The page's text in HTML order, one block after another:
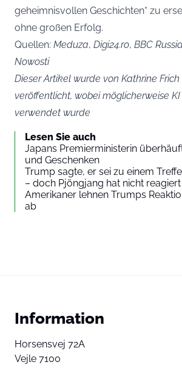
geheimnisvollen Geschichten“ zu
ohne großen Erfolg.
Quellen: Meduza, Digi24.ro, BBC
Nowosti
Dieser Artikel wurde von Kathrine
veröffentlicht, wobei möglicherweise
verwendet wurde
Lesen Sie auch
Japans Premierministerin
und Geschenken
Trump sagte, er sei zu einem
– doch Pjöngjang hat nicht reagiert
Amerikaner lehnen Trumps
ab
Information
Horsensvej 72A
Vejle 7100